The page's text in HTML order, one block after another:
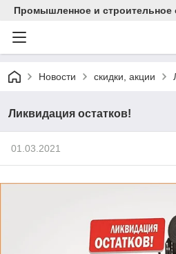
Промышленное и строительное
Новости скидки, акции
Ликвидация остатков!
01.03.2021